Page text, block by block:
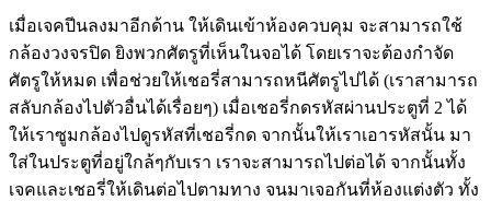
เมื่อเจคปีนลงมาอีกด้าน ให้เดินเข้าห้องควบคุม จะสามารถใช้
กล้องวงจรปิด ยิงพวกศัตรูที่เห็นในจอได้ โดยเราจะต้องกำจัด
ศัตรูให้หมด เพื่อช่วยให้เชอรี่สามารถหนีศัตรูไปได้ (เราสามารถ
สลับกล้องไปตัวอื่นได้เรื่อยๆ) เมื่อเชอรี่กดรหัสผ่านประตูที่ 2 ได้
ให้เราซูมกล้องไปดูรหัสที่เชอรี่กด จากนั้นให้เราเอารหัสนั้น มา
ใส่ในประตูที่อยู่ใกล้ๆกับเรา เราจะสามารถไปต่อได้ จากนั้นทั้ง
เจคและเชอรี่ให้เดินต่อไปตามทาง จนมาเจอกันที่ห้องแต่งตัว ทั้ง